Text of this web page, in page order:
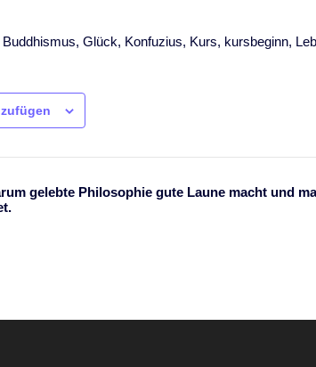
Buddhismus, Glück, Konfuzius, Kurs, kursbeginn,
gelebte Philosophie gute Laune macht und